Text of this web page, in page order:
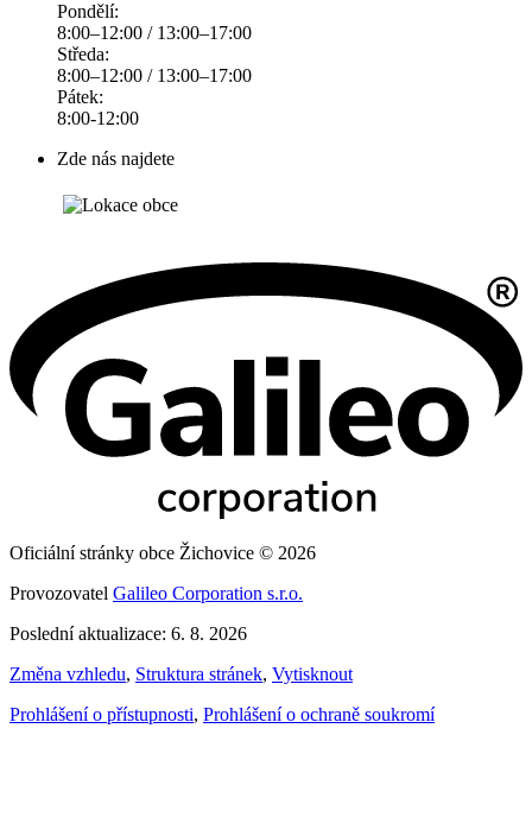
Pondělí:
8:00–12:00 / 13:00–17:00
Středa:
8:00–12:00 / 13:00–17:00
Pátek:
8:00-12:00
Zde nás najdete
Oficiální stránky obce Žichovice © 2026
Provozovatel Galileo Corporation s.r.o.
Poslední aktualizace: 6. 8. 2026
Změna vzhledu, Struktura stránek, Vytisknout
Prohlášení o přístupnosti, Prohlášení o ochraně soukromí